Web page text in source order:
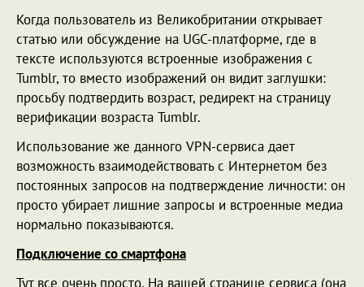
Когда пользователь из Великобритании открывает
статью или обсуждение на UGC-платформе, где в
тексте используются встроенные изображения с
Tumblr, то вместо изображений он видит заглушки:
просьбу подтвердить возраст, редирект на страницу
верификации возраста Tumblr.
Использование же данного VPN-сервиса дает
возможность взаимодействовать с Интернетом без
постоянных запросов на подтверждение личности: он
просто убирает лишние запросы и встроенные медиа
нормально показываются.
Подключение со смартфона
Тут все очень просто. На вашей странице сервиса (она